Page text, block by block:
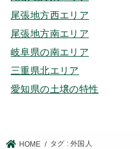
尾張地方西エリア
尾張地方南エリア
岐阜県の南エリア
三重県北エリア
愛知県の土壌の特性
HOME タグ : 外国人